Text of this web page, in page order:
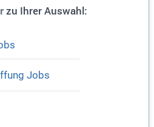
zu Ihrer Auswahl:
Jobs